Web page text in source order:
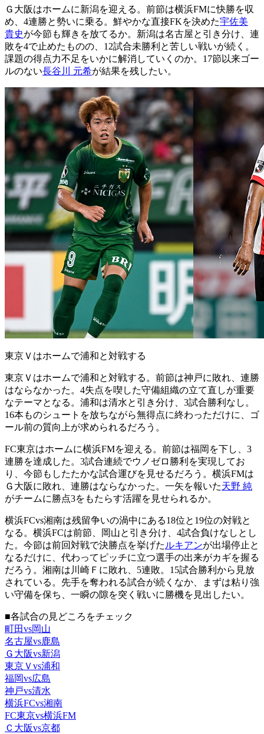
Ｇ大阪はホームに新潟を迎える。前節は横浜FMに快勝を収
め、4連勝と勢いに乗る。鮮やかな直接FKを決めた宇佐美
貴史が今節も輝きを放てるか。新潟は名古屋と引き分け、連
敗を4で止めたものの、12試合未勝利と苦しい戦いが続く。
課題の得点力不足をいかに解消していくのか。17節以来ゴー
ルのない長谷川 元希が結果を残したい。
東京Ｖはホームで浦和と対戦する
東京Ｖはホームで浦和と対戦する。前節は神戸に敗れ、連勝
はならなかった。4失点を喫した守備組織の立て直しが重要
なテーマとなる。浦和は清水と引き分け、3試合勝利なし。
16本ものシュートを放ちながら無得点に終わっただけに、ゴ
ール前の質向上が求められるだろう。
FC東京はホームに横浜FMを迎える。前節は福岡を下し、3
連勝を達成した。3試合連続でウノゼロ勝利を実現してお
り、今節もしたたかな試合運びを見せるだろう。横浜FMは
Ｇ大阪に敗れ、連勝はならなかった。一矢を報いた天野 純
がチームに勝点3をもたらす活躍を見せられるか。
横浜FCvs湘南は残留争いの渦中にある18位と19位の対戦と
なる。横浜FCは前節、岡山と引き分け、4試合負けなしとし
た。今節は前回対戦で決勝点を挙げた ルキアンが出場停止と
なるだけに、代わってピッチに立つ選手の出来がカギを握る
だろう。湘南は川崎Ｆに敗れ、5連敗。15試合勝利から見放
されている。先手を奪われる試合が続くなか、まずは粘り強
い守備を保ち、一瞬の隙を突く戦いに勝機を見出したい。
■各試合の見どころをチェック
町田vs岡山
名古屋vs鹿島
Ｇ大阪vs新潟
東京Ｖvs浦和
福岡vs広島
神戸vs清水
横浜FCvs湘南
FC東京vs横浜FM
Ｃ大阪vs京都